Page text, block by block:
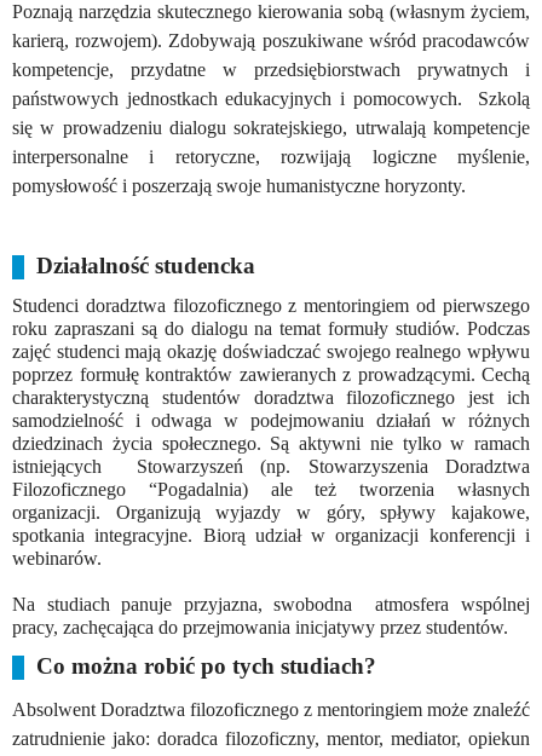
Poznają narzędzia skutecznego kierowania sobą (własnym życiem,
karierą, rozwojem). Zdobywają poszukiwane wśród pracodawców
kompetencje, przydatne w przedsiębiorstwach prywatnych i
państwowych jednostkach edukacyjnych i pomocowych. Szkolą
się w prowadzeniu dialogu sokratejskiego, utrwalają kompetencje
interpersonalne i retoryczne, rozwijają logiczne myślenie,
pomysłowość i poszerzają swoje humanistyczne horyzonty.
Działalność studencka
Studenci doradztwa filozoficznego z mentoringiem od pierwszego
roku zapraszani są do dialogu na temat formuły studiów. Podczas
zajęć studenci mają okazję doświadczać swojego realnego wpływu
poprzez formułę kontraktów zawieranych z prowadzącymi. Cechą
charakterystyczną studentów doradztwa filozoficznego jest ich
samodzielność i odwaga w podejmowaniu działań w różnych
dziedzinach życia społecznego. Są aktywni nie tylko w ramach
istniejących Stowarzyszeń (np. Stowarzyszenia Doradztwa
Filozoficznego “Pogadalnia) ale też tworzenia własnych
organizacji. Organizują wyjazdy w góry, spływy kajakowe,
spotkania integracyjne. Biorą udział w organizacji konferencji i
webinarów.
Na studiach panuje przyjazna, swobodna atmosfera wspólnej
pracy, zachęcająca do przejmowania inicjatywy przez studentów.
Co można robić po tych studiach?
Absolwent Doradztwa filozoficznego z mentoringiem może znaleźć
zatrudnienie jako: doradca filozoficzny, mentor, mediator, opiekun